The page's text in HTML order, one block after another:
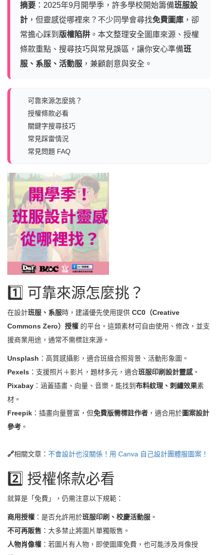
摘要 ：2025年9月開學季，許多學校開始籌備班服設
計 ，但靈感從哪裡來？不少同學會尋找免費圖庫 ，卻
常擔心踩到 版權陷阱 。本文整理安全圖庫來源、授權
條款重點、搜尋技巧與常見誤區，讓你安心準備班
服、系服、活動服 ，兼顧創意與安全。
可靠來源怎麼挑？
授權條款必看
關鍵字搜尋技巧
常見踩雷情況
常見問題 FAQ
1️⃣ 可靠來源怎麼挑？
在設計班服、系服時，建議優先使用提供 CC0（Creative
Commons Zero）授權 的平台。這類素材可自由使用、修改，並支
援商業用途，通常不需標註來源。
Unsplash ：高質感攝影，適合班級合照背景、活動形象圖。
Pexels ：支援照片＋影片，題材多元，適合班服印刷設計靈感。
Pixabay ：涵蓋插畫、向量、音樂，能找到 布料紋理、刺繡效果素
材。
Freepik ：插畫向量豐富，但免費版需標註作者 ，適合用於圖案設計
參考 。
🔗相關文章： 不會設計也沒關係！用 Canva 自己設計團體服圖案！
2️⃣ 授權條款必看
就算是「免費」，仍需注意以下規範：
商用授權 ：是否允許用於班服印刷、校慶活動服 。
不可再販售 ：大多禁止將圖片單獨販售。
人物肖像權 ：若圖片有人物，即使圖庫免費，也可能涉及肖像授